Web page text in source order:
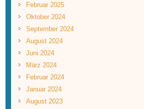
Februar 2025
Oktober 2024
September 2024
August 2024
Juni 2024
März 2024
Februar 2024
Januar 2024
August 2023